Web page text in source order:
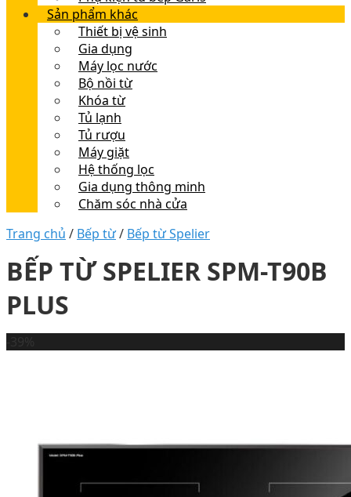
Sản phẩm khác
Thiết bị vệ sinh
Gia dụng
Máy lọc nước
Bộ nồi từ
Khóa từ
Tủ lạnh
Tủ rượu
Máy giặt
Hệ thống lọc
Gia dụng thông minh
Chăm sóc nhà cửa
Trang chủ / Bếp từ/ Bếp từ Spelier
BẾP TỪ SPELIER SPM-T90B
PLUS